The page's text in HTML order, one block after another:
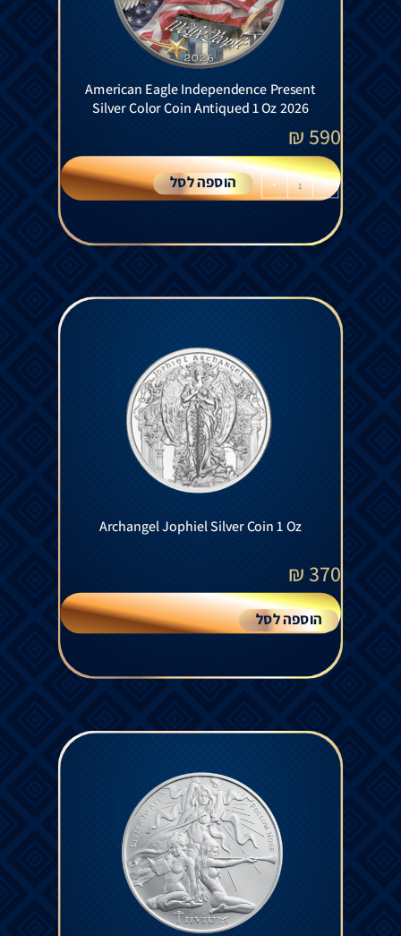
American Eagle Independence Present
Silver Color Coin Antiqued 1 Oz 2026
590
₪
-
+ הוספה לסל
Archangel Jophiel Silver Coin 1 Oz
370
₪
הוספה לסל